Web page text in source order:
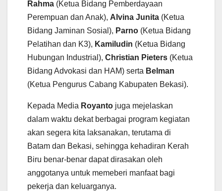
Rahma (Ketua Bidang Pemberdayaan
Perempuan dan Anak), Alvina Junita (Ketua
Bidang Jaminan Sosial), Parno (Ketua Bidang
Pelatihan dan K3), Kamiludin (Ketua Bidang
Hubungan Industrial), Christian Pieters (Ketua
Bidang Advokasi dan HAM) serta Belman
(Ketua Pengurus Cabang Kabupaten Bekasi).
Kepada Media Royanto juga mejelaskan
dalam waktu dekat berbagai program kegiatan
akan segera kita laksanakan, terutama di
Batam dan Bekasi, sehingga kehadiran Kerah
Biru benar-benar dapat dirasakan oleh
anggotanya untuk memeberi manfaat bagi
pekerja dan keluarganya.